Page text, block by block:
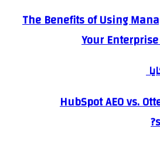
The Benefits of Using
Your
HubSpot AEO vs.